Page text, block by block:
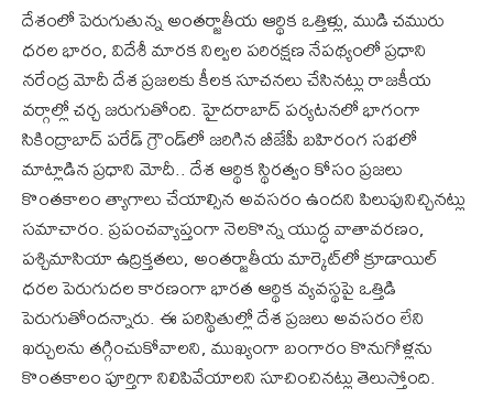
దేశంలో పెరుగుతున్న అంతర్జాతీయ ఆర్థిక ఒత్తిళ్లు, ముడి చమురు
ధరల భారం, విదేశీ మారక నిల్వల పరిరక్షణ నేపథ్యంలో ప్రధాని
నరేంద్ర మోదీ దేశ ప్రజలకు కీలక సూచనలు చేసినట్లు రాజకీయ
వర్గాల్లో చర్చ జరుగుతోంది. హైదరాబాద్ పర్యటనలో భాగంగా
సికింద్రాబాద్ పరేడ్ గ్రౌండ్‌లో జరిగిన బీజేపీ బహిరంగ సభలో
మాట్లాడిన ప్రధాని మోదీ.. దేశ ఆర్థిక స్థిరత్వం కోసం ప్రజలు
కొంతకాలం త్యాగాలు చేయాల్సిన అవసరం ఉందని పిలుపునిచ్చినట్లు
సమాచారం. ప్రపంచవ్యాప్తంగా నెలకొన్న యుద్ధ వాతావరణం,
పశ్చిమాసియా ఉద్రిక్తతలు, అంతర్జాతీయ మార్కెట్‌లో క్రూడాయిల్
ధరల పెరుగుదల కారణంగా భారత ఆర్థిక వ్యవస్థపై ఒత్తిడి
పెరుగుతోందన్నారు. ఈ పరిస్థితుల్లో దేశ ప్రజలు అవసరం లేని
ఖర్చులను తగ్గించుకోవాలని, ముఖ్యంగా బంగారం కొనుగోళ్లను
కొంతకాలం పూర్తిగా నిలిపివేయాలని సూచించినట్లు తెలుస్తోంది.